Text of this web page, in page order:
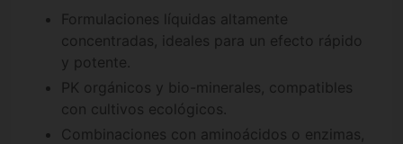
Formulaciones líquidas altamente
concentradas, ideales para un efecto rápido
y potente.
PK orgánicos y bio-minerales, compatibles
con cultivos ecológicos.
Combinaciones con aminoácidos o enzimas,